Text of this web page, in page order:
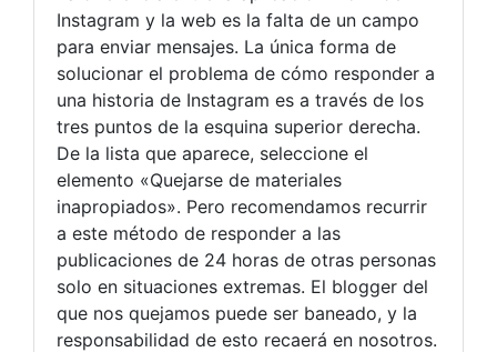
Instagram y la web es la falta de un campo
para enviar mensajes. La única forma de
solucionar el problema de cómo responder a
una historia de Instagram es a través de los
tres puntos de la esquina superior derecha.
De la lista que aparece, seleccione el
elemento «Quejarse de materiales
inapropiados». Pero recomendamos recurrir
a este método de responder a las
publicaciones de 24 horas de otras personas
solo en situaciones extremas. El blogger del
que nos quejamos puede ser baneado, y la
responsabilidad de esto recaerá en nosotros.